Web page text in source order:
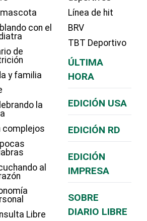
con el
de
y familia
la
complejos
al
Libre
Línea de hit
BRV
TBT Deportivo
ÚLTIMA
HORA
EDICIÓN USA
EDICIÓN RD
EDICIÓN
IMPRESA
SOBRE
DIARIO LIBRE